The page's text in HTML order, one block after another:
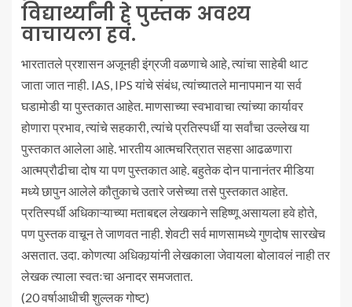
विद्यार्थ्यांनी हे पुस्तक अवश्य
वाचायला हवं.
भारतातले प्रशासन अजूनही इंग्रजी वळणाचे आहे, त्यांचा साहेबी थाट
जाता जात नाही. IAS, IPS यांचे संबंध, त्यांच्यातले मानापमान या सर्व
घडामोडी या पुस्तकात आहेत. माणसाच्या स्वभावाचा त्यांच्या कार्यावर
होणारा प्रभाव, त्यांचे सहकारी, त्यांचे प्रतिस्पर्धी या सर्वांचा उल्लेख या
पुस्तकात आलेला आहे. भारतीय आत्मचरित्रात सहसा आढळणारा
आत्मप्रौढीचा दोष या पण पुस्तकात आहे. बहुतेक दोन पानानंतर मीडिया
मध्ये छापुन आलेले कौतुकाचे उतारे जसेच्या तसे पुस्तकात आहेत.
प्रतिस्पर्धी अधिकाऱ्याच्या मताबद्दल लेखकाने सहिष्णू असायला हवे होते,
पण पुस्तक वाचून ते जाणवत नाही. शेवटी सर्व माणसामध्ये गुणदोष सारखेच
असतात. उदा. कोणत्या अधिकार्‍यांनी लेखकाला जेवायला बोलावलं नाही तर
लेखक त्याला स्वतःचा अनादर समजतात.
(20 वर्षाआधीची शुल्लक गोष्ट)